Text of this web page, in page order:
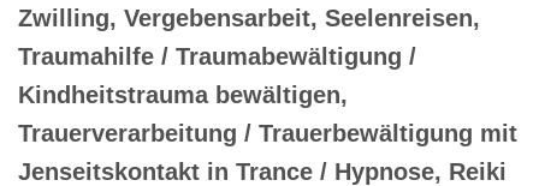
Zwilling, Vergebensarbeit, Seelenreisen,
Traumahilfe / Traumabewältigung /
Kindheitstrauma bewältigen,
Trauerverarbeitung / Trauerbewältigung mit
Jenseitskontakt in Trance / Hypnose, Reiki